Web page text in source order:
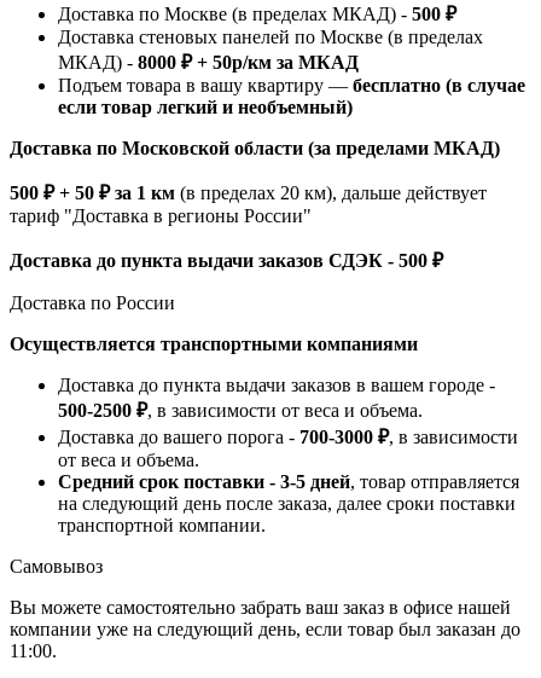
Доставка по Москве (в пределах МКАД) - 500 ₽
Доставка стеновых панелей по Москве (в пределах
МКАД) - 8000 ₽ + 50р/км за МКАД
Подъем товара в вашу квартиру — бесплатно (в случае
если товар легкий и необъемный)
Доставка по Московской области (за пределами МКАД)
500 ₽ + 50 ₽ за 1 км (в пределах 20 км), дальше действует
тариф "Доставка в регионы России"
Доставка до пункта выдачи заказов СДЭК - 500 ₽
Доставка по России
Осуществляется транспортными компаниями
Доставка до пункта выдачи заказов в вашем городе -
500-2500 ₽, в зависимости от веса и объема.
Доставка до вашего порога - 700-3000 ₽, в зависимости
от веса и объема.
Средний срок поставки - 3-5 дней, товар отправляется
на следующий день после заказа, далее сроки поставки
транспортной компании.
Самовывоз
Вы можете самостоятельно забрать ваш заказ в офисе нашей
компании уже на следующий день, если товар был заказан до
11:00.